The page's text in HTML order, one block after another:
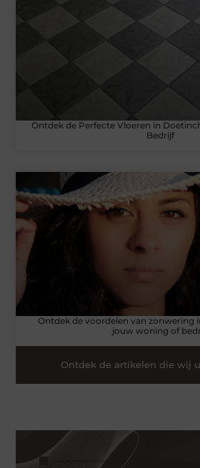
Ontdek de Perfecte Vloeren in
Bedrijf
Ontdek de voordelen van zonwering
jouw woning of
Ontdek de artikelen die wij